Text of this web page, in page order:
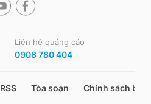
Liên hệ quảng cáo
0908 780 404
RSS Tòa soạn Chính sách bảo